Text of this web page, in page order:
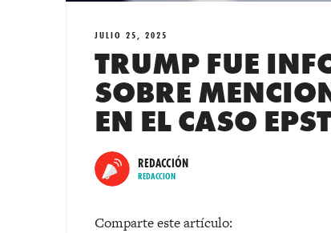
JULIO 25, 2025
TRUMP FUE
SOBRE
EN EL CASO
REDACCIÓN
REDACCION
Comparte este artículo: